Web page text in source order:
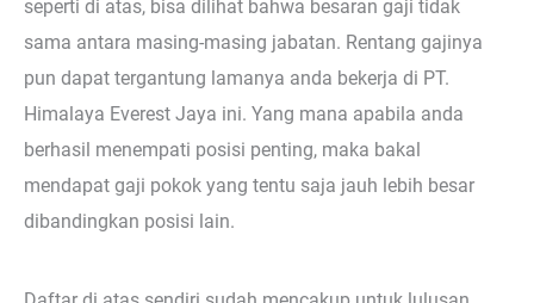
seperti di atas, bisa dilihat bahwa besaran gaji tidak
sama antara masing-masing jabatan. Rentang gajinya
pun dapat tergantung lamanya anda bekerja di PT.
Himalaya Everest Jaya ini. Yang mana apabila anda
berhasil menempati posisi penting, maka bakal
mendapat gaji pokok yang tentu saja jauh lebih besar
dibandingkan posisi lain.